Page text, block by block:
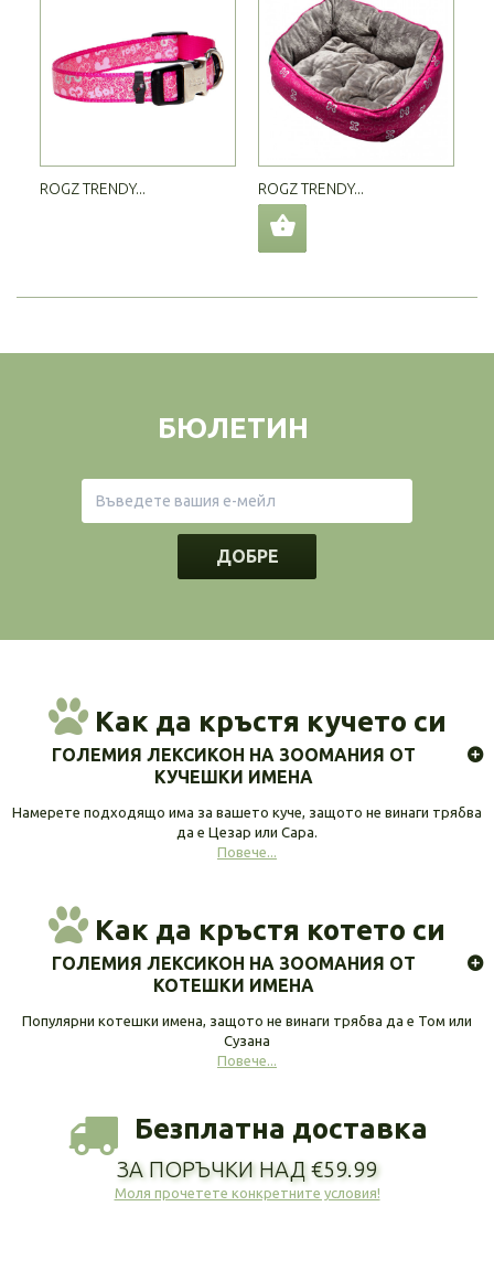
ROGZ TRENDY... ROGZ TRENDY...
БЮЛЕТИН
ДОБРЕ
Как да кръстя кучето си
ГОЛЕМИЯ ЛЕКСИКОН НА ЗООМАНИЯ ОТ
КУЧЕШКИ ИМЕНА
Намерете подходящо има за вашето куче, защото не винаги трябва
да е Цезар или Сара.
Повече...
Как да кръстя котето си
ГОЛЕМИЯ ЛЕКСИКОН НА ЗООМАНИЯ ОТ
КОТЕШКИ ИМЕНА
Популярни котешки имена, защото не винаги трябва да е Том или
Сузана
Повече...
Безплатна доставка
ЗА ПОРЪЧКИ НАД €59.99
Моля прочетете конкретните условия!